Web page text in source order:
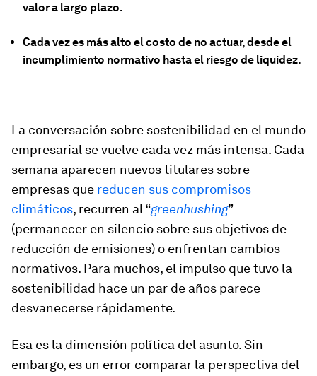
valor a largo plazo.
Cada vez es más alto el costo de no actuar, desde el
incumplimiento normativo hasta el riesgo de liquidez.
La conversación sobre sostenibilidad en el mundo
empresarial se vuelve cada vez más intensa. Cada
semana aparecen nuevos titulares sobre
empresas que reducen sus compromisos
climáticos, recurren al “greenhushing”
(permanecer en silencio sobre sus objetivos de
reducción de emisiones) o enfrentan cambios
normativos. Para muchos, el impulso que tuvo la
sostenibilidad hace un par de años parece
desvanecerse rápidamente.
Esa es la dimensión política del asunto. Sin
embargo, es un error comparar la perspectiva del